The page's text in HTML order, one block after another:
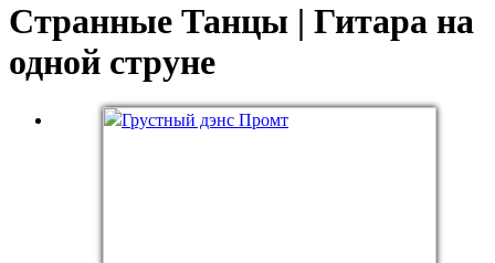
Странные Танцы | Гитара на
одной струне